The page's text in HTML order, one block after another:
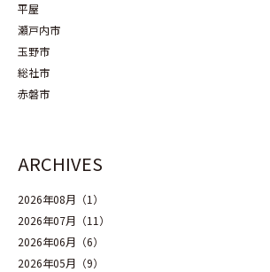
平屋
瀬戸内市
玉野市
総社市
赤磐市
ARCHIVES
2026年08月（1）
2026年07月（11）
2026年06月（6）
2026年05月（9）